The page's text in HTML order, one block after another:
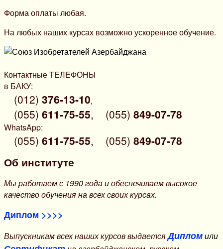
Форма оплаты любая.
На любых наших курсах возможно ускоренное обучение.
Контактные ТЕЛЕФОНЫ
в БАКУ:
(012) 376-13-10,
(055) 611-75-55, (055) 849-07-78
WhatsApp:
(055) 611-75-55, (055) 849-07-78
Об институте
Мы работаем с 1990 года и обеспечиваем высокое
качество обучения на всех своих курсах.
Диплом >>>>
Выпускникам всех наших курсов выдаетсяДипломили